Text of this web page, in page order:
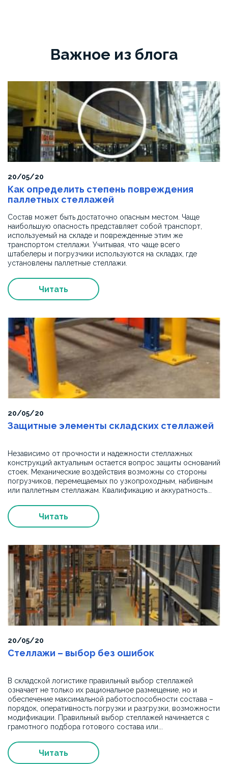
«СТОРХАУЗ
качественное
изготовление
монтаж
обрамления
лифтовых
порталов.
Поставленная
соответствует
мировым
стандартам
качества.
Рекомендуем
компанию
как
квалифицированного
поставщика
металлических
конструкций
оборудования.
Важное из блога
20/05/20
Как определить степень повреждения
паллетных стеллажей
Состав может быть достаточно опасным местом. Чаще
наибольшую опасность представляет собой транспорт,
используемый на складе и поврежденные этим же
транспортом стеллажи. Учитывая, что чаще всего
штабелеры и погрузчики используются на складах, где
установлены паллетные стеллажи.
Читать
20/05/20
Защитные элементы складских стеллажей
Независимо от прочности и надежности стеллажных
конструкций актуальным остается вопрос защиты оснований
стоек. Механические воздействия возможны со стороны
погрузчиков, перемещаемых по узкопроходным, набивным
или паллетным стеллажам. Квалификацию и аккуратность...
Читать
20/05/20
Стеллажи – выбор без ошибок
В складской логистике правильный выбор стеллажей
означает не только их рациональное размещение, но и
обеспечение максимальной работоспособности состава –
порядок, оперативность погрузки и разгрузки, возможности
модификации. Правильный выбор стеллажей начинается с
грамотного подбора готового состава или...
Читать